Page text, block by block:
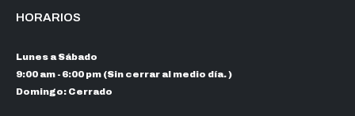
HORARIOS
Lunes a Sábado
9:00 am - 6:00 pm (Sin cerrar al medio día. )
Domingo: Cerrado